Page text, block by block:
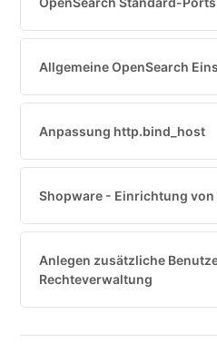
&
Server
Shopware
Cluster
Plesk
Elasticsearch
OpenSearch
Schritte
Allgemeine OpenSearch
Anpassung http.bind_host
Shopware - Einrichtung von
Anlegen zusätzliche
Rechteverwaltung